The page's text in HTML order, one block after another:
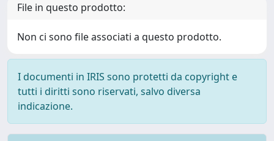
File in questo prodotto:
Non ci sono file associati a questo prodotto.
I documenti in IRIS sono protetti da copyright e
tutti i diritti sono riservati, salvo diversa
indicazione.